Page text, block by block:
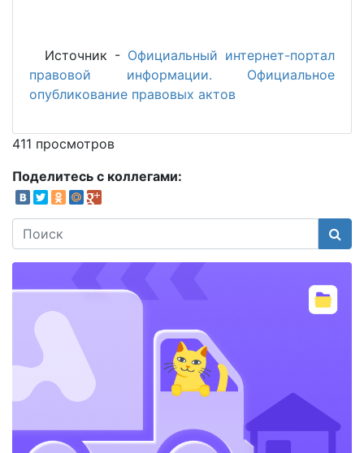
Источник - Официальный интернет-портал
правовой информации. Официальное
опубликование правовых актов
411 просмотров
Поделитесь с коллегами: